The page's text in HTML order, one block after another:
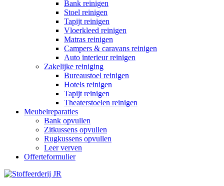
Bank reinigen
Stoel reinigen
Tapijt reinigen
Vloerkleed reinigen
Matras reinigen
Campers & caravans reinigen
Auto interieur reinigen
Zakelijke reiniging
Bureaustoel reinigen
Hotels reinigen
Tapijt reinigen
Theaterstoelen reinigen
Meubelreparaties
Bank opvullen
Zitkussens opvullen
Rugkussens opvullen
Leer verven
Offerteformulier